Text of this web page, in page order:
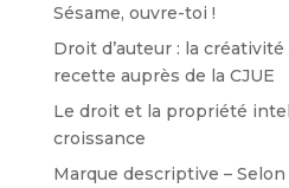
Sésame, ouvre-toi !
Droit d’auteur : la
recette auprès de la CJUE
Le droit et la propriété
croissance
Marque descriptive – Selon